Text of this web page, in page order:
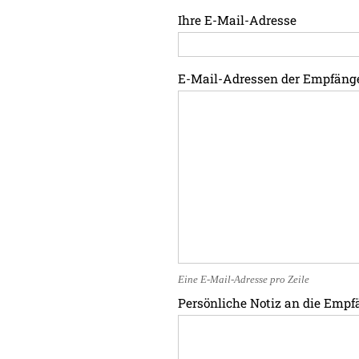
Ihre E-Mail-Adresse
E-Mail-Adressen der
Eine E-Mail-Adresse pro Zeile
Persönliche Notiz an die